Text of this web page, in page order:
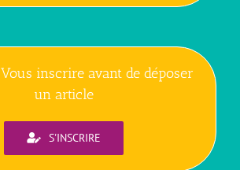
inscrire avant de déposer
un article
S'INSCRIRE